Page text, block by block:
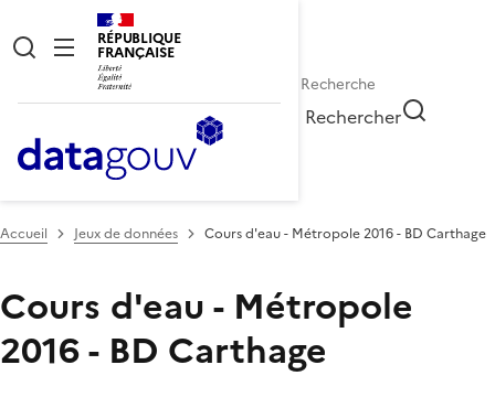
RÉPUBLIQUE
FRANÇAISE
Rechercher
Accueil Jeux de données Cours d'eau - Métropole 2016 - BD Carthage
Cours d'eau - Métropole
2016 - BD Carthage